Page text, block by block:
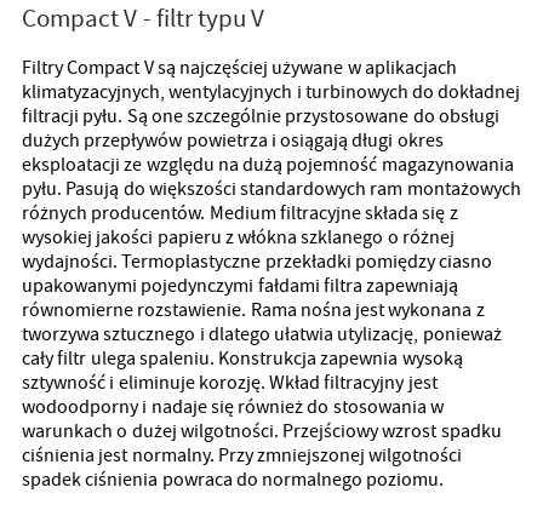
Compact V - filtr typu V
Filtry Compact V są najczęściej używane w aplikacjach
klimatyzacyjnych, wentylacyjnych i turbinowych do dokładnej
filtracji pyłu. Są one szczególnie przystosowane do obsługi
dużych przepływów powietrza i osiągają długi okres
eksploatacji ze względu na dużą pojemność magazynowania
pyłu. Pasują do większości standardowych ram montażowych
różnych producentów. Medium filtracyjne składa się z
wysokiej jakości papieru z włókna szklanego o różnej
wydajności. Termoplastyczne przekładki pomiędzy ciasno
upakowanymi pojedynczymi fałdami filtra zapewniają
równomierne rozstawienie. Rama nośna jest wykonana z
tworzywa sztucznego i dlatego ułatwia utylizację, ponieważ
cały filtr ulega spaleniu. Konstrukcja zapewnia wysoką
sztywność i eliminuje korozję. Wkład filtracyjny jest
wodoodporny i nadaje się również do stosowania w
warunkach o dużej wilgotności. Przejściowy wzrost spadku
ciśnienia jest normalny. Przy zmniejszonej wilgotności
spadek ciśnienia powraca do normalnego poziomu.